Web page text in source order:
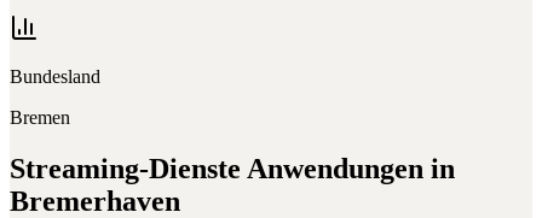
Bundesland
Bremen
Streaming-Dienste Anwendungen in
Bremerhaven